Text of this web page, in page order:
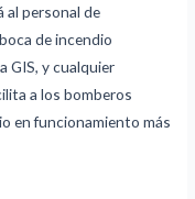
al personal de
de incendio
GIS, y cualquier
a los bomberos
en funcionamiento más